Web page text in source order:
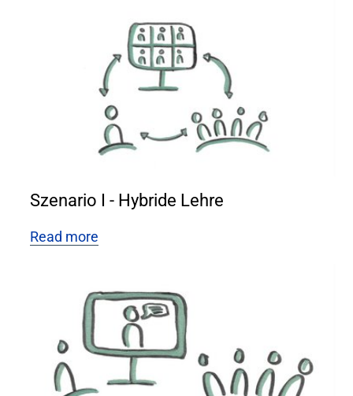
Szenario I - Hybride Lehre
Read more